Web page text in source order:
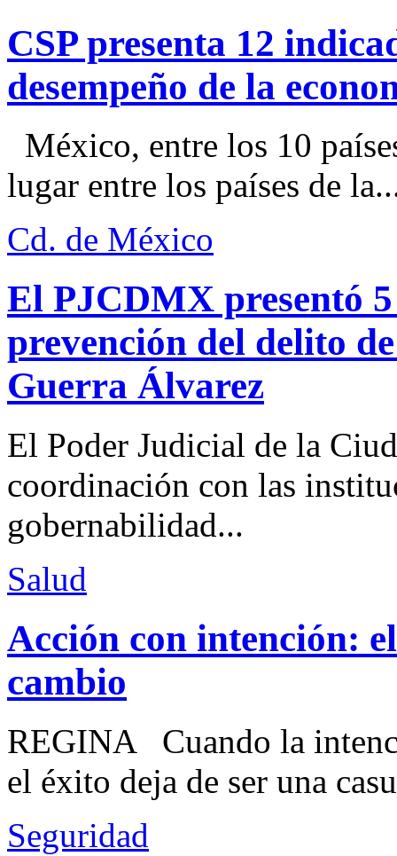
CSP presenta 12
desempeño de la
México, entre los 10
lugar entre los países de
Cd. de México
El PJCDMX presentó
prevención del delito
Guerra Álvarez
El Poder Judicial de la
coordinación con las
gobernabilidad...
Salud
Acción con intención:
cambio
REGINA Cuando la
el éxito deja de ser una
Seguridad